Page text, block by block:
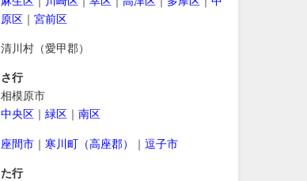
原区｜ 宮前区
清川村（愛甲郡）
さ行
相模原市
中央区｜ 緑区｜ 南区
座間市｜ 寒川町（高座郡） ｜ 逗子市
た行